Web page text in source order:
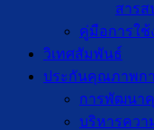
สารส
คู่มือการใช้
วิเทศสัมพันธ์
ประกันคุณภาพก
การพัฒนา
บริหารควา